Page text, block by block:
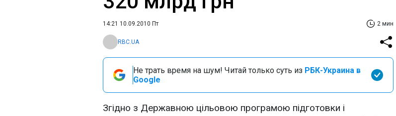
14:21 10.09.2010 Пт 2 мин
RBC.UA
Не трать время на шум! Читай только суть из РБК-Украина в
Google
Згідно з Державною цільовою програмою підготовки і